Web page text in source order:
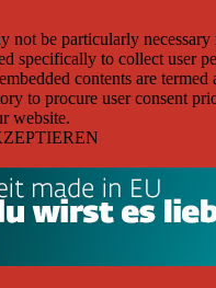
not be particularly
specifically to collect user
contents are termed
to procure user consent
website.